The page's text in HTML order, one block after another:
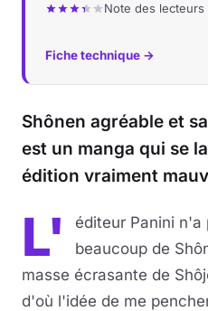
Note des lecteurs
Fiche technique →
Shônen agréable et
est un manga qui se
édition vraiment
L'
éditeur Panini
beaucoup de
masse écrasante de
d'où l'idée de me